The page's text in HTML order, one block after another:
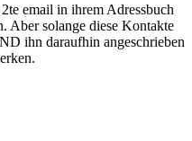
email in ihrem Adressbuch
Aber solange diese Kontakte
ihn daraufhin angeschrieben